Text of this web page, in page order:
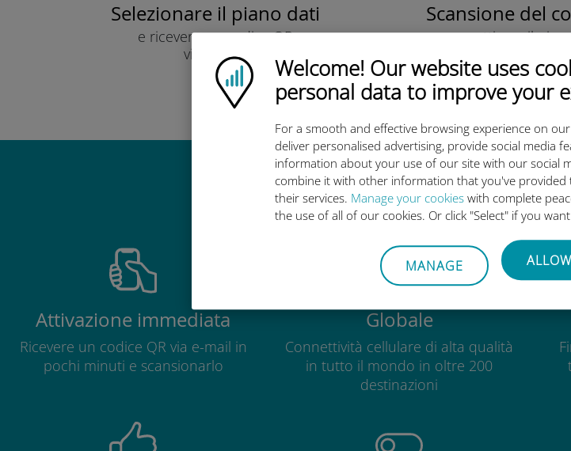
Ubigi logo
Welcome! Our website uses
personal data to improve your
For a smooth and effective browsing experience on
deliver personalised advertising, provide social media
information about your use of our site with our social
combine it with other information that you've
their services. Manage your cookies with complete
the use of all of our cookies. Or click "Select" if you
MANAGE
Selezionare il piano dati
e ricevere un codice QR
via e-mail.
Veloce!
Scansione del
per attivare il
Semplice!
Perché la eSIM
Attivazione immediata
Ricevere un codice QR via e-mail in
pochi minuti e scansionarlo
Globale
Connettività cellulare di alta qualità
in tutto il mondo in oltre 200
destinazioni